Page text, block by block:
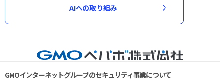
AIへの取り組み
GMOインターネットグループのセキュリティ事業について